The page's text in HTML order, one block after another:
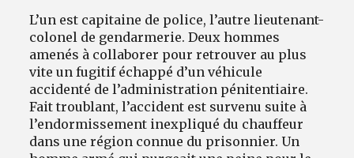
L’un est capitaine de police, l’autre lieutenant-
colonel de gendarmerie. Deux hommes
amenés à collaborer pour retrouver au plus
vite un fugitif échappé d’un véhicule
accidenté de l’administration pénitentiaire.
Fait troublant, l’accident est survenu suite à
l’endormissement inexpliqué du chauffeur
dans une région connue du prisonnier. Un